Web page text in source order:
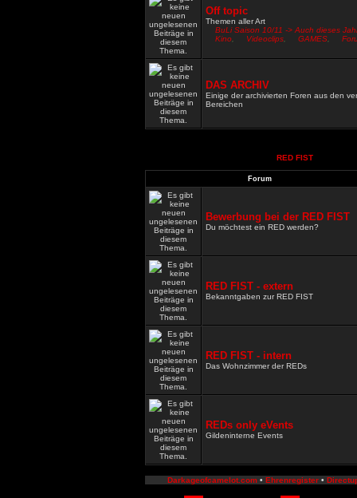
Off topic
Themen aller Art
BuLi Saison 10/11 -> Auch dieses
Kino
Videoclips GAMES
DAS ARCHIV
Einige der archivierten Foren aus den
Bereichen
RED FIST
Forum
Bewerbung bei der RED FIST
Du möchtest ein RED werden?
RED FIST - extern
Bekanntgaben zur RED FIST
RED FIST - intern
Das Wohnzimmer der REDs
REDs only eVents
Gildeninterne Events
Darkageofcamelot.com• Ehrenregister•